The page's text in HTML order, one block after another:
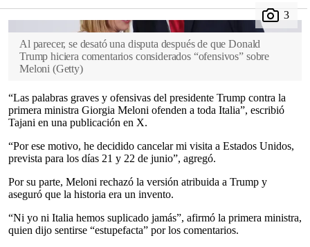
Al parecer, se desató una disputa después de que Donald
Trump hiciera comentarios considerados “ofensivos” sobre
Meloni (Getty)
“Las palabras graves y ofensivas del presidente Trump contra la
primera ministra Giorgia Meloni ofenden a toda Italia”, escribió
Tajani en una publicación en X.
“Por ese motivo, he decidido cancelar mi visita a Estados Unidos,
prevista para los días 21 y 22 de junio”, agregó.
Por su parte, Meloni rechazó la versión atribuida a Trump y
aseguró que la historia era un invento.
“Ni yo ni Italia hemos suplicado jamás”, afirmó la primera ministra,
quien dijo sentirse “estupefacta” por los comentarios.